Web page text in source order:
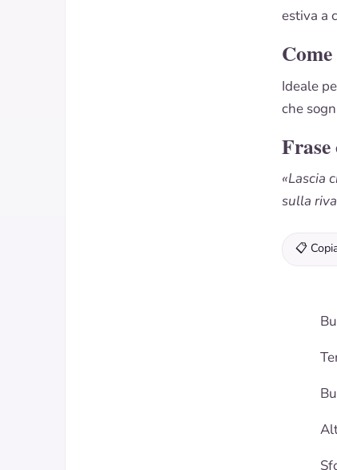
estiva a
Ideale
che
Frase
«Lascia
sulla
📋